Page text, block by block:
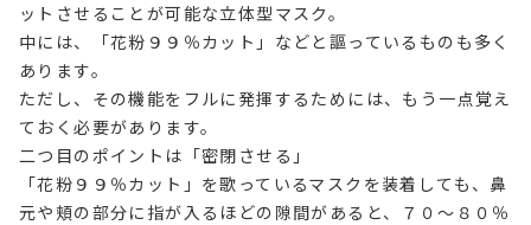
ットさせることが可能な立体型マスク。
中には、「花粉９９％カット」などと謳っているものも多く
あります。
ただし、その機能をフルに発揮するためには、もう一点覚え
ておく必要があります。
二つ目のポイントは「密閉させる」
「花粉９９％カット」を歌っているマスクを装着しても、鼻
元や頬の部分に指が入るほどの隙間があると、７０～８０％